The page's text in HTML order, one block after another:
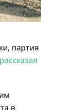
партия
рассказал
в